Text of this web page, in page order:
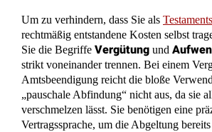
Um zu verhindern, dass Sie als
rechtmäßig entstandene Kosten selbst
Sie die Begriffe Vergütung und
strikt voneinander trennen. Bei einem
Amtsbeendigung reicht die bloße
„pauschale Abfindung“ nicht aus, da sie
verschmelzen lässt. Sie benötigen eine
Vertragssprache, um die Abgeltung